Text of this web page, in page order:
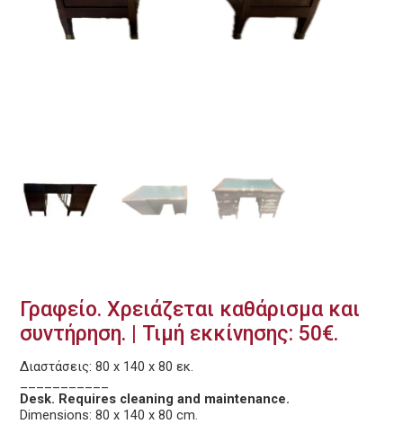
Γραφείο. Χρειάζεται καθάρισμα και
συντήρηση. | Τιμή εκκίνησης: 50€.
Διαστάσεις: 80 x 140 x 80 εκ.
Desk. Requires cleaning and maintenance.
Dimensions: 80 x 140 x 80 cm.